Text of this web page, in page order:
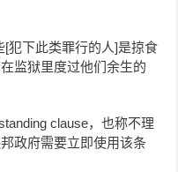
[犯下此类罪行的人]是掠食
监狱里度过他们余生的
clause，也称不理
政府需要立即使用该条